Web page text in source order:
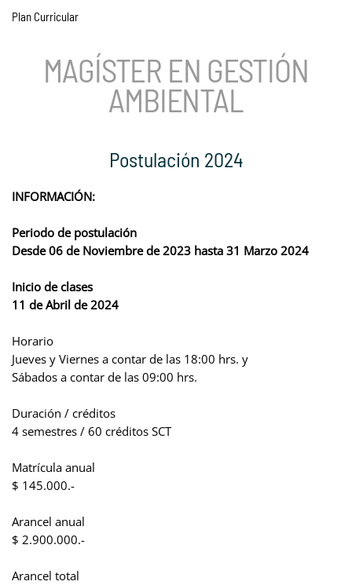
Plan Curricular
MAGÍSTER EN GESTIÓN
AMBIENTAL
Postulación 2024
INFORMACIÓN:
Periodo de postulación
Desde 06 de Noviembre de 2023 hasta 31 Marzo 2024
Inicio de clases
11 de Abril de 2024
Horario
Jueves y Viernes a contar de las 18:00 hrs. y
Sábados a contar de las 09:00 hrs.
Duración / créditos
4 semestres / 60 créditos SCT
Matrícula anual
$ 145.000.-
Arancel anual
$ 2.900.000.-
Arancel total